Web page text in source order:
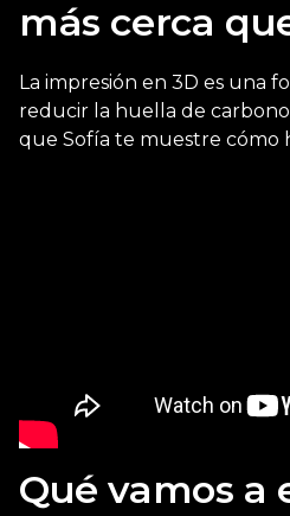
más cerca
La impresión en 3D es una
reducir la huella de carbono
que Sofía te muestre cómo
Qué vamos a